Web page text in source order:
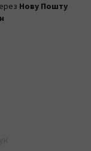
Нову Пошту